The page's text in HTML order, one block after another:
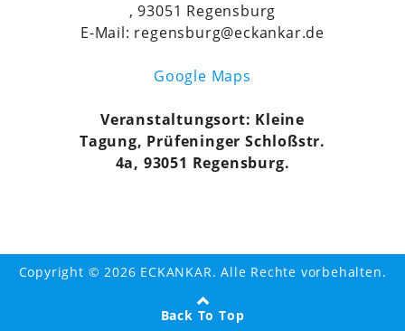
, 93051 Regensburg
E-Mail: regensburg@eckankar.de
Google Maps
Veranstaltungsort: Kleine
Tagung, Prüfeninger Schloßstr.
4a, 93051 Regensburg.
Copyright © 2026 ECKANKAR. Alle Rechte vorbehalten.
Back To Top